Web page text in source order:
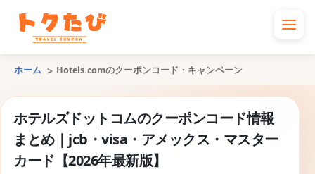
ホーム Hotels.comのクーポンコード・キャンペーン
ホテルズドットコムのクーポンコード情報
まとめ｜jcb・visa・アメックス・マスター
カード【2026年最新版】